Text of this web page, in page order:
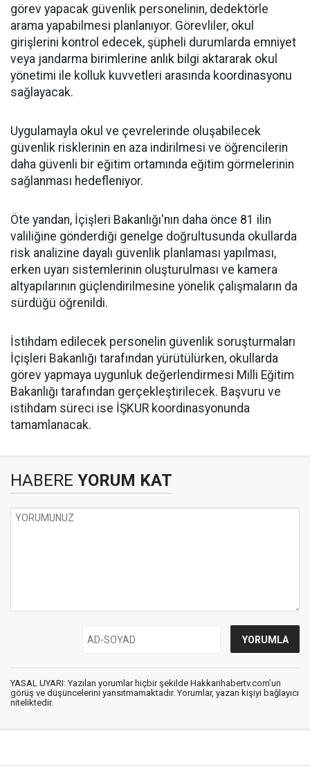
görev yapacak güvenlik personelinin, dedektörle
arama yapabilmesi planlanıyor. Görevliler, okul
girişlerini kontrol edecek, şüpheli durumlarda emniyet
veya jandarma birimlerine anlık bilgi aktararak okul
yönetimi ile kolluk kuvvetleri arasında koordinasyonu
sağlayacak.
Uygulamayla okul ve çevrelerinde oluşabilecek
güvenlik risklerinin en aza indirilmesi ve öğrencilerin
daha güvenli bir eğitim ortamında eğitim görmelerinin
sağlanması hedefleniyor.
Öte yandan, İçişleri Bakanlığı'nın daha önce 81 ilin
valiliğine gönderdiği genelge doğrultusunda okullarda
risk analizine dayalı güvenlik planlaması yapılması,
erken uyarı sistemlerinin oluşturulması ve kamera
altyapılarının güçlendirilmesine yönelik çalışmaların da
sürdüğü öğrenildi.
İstihdam edilecek personelin güvenlik soruşturmaları
İçişleri Bakanlığı tarafından yürütülürken, okullarda
görev yapmaya uygunluk değerlendirmesi Milli Eğitim
Bakanlığı tarafından gerçekleştirilecek. Başvuru ve
istihdam süreci ise İŞKUR koordinasyonunda
tamamlanacak.
HABERE YORUM KAT
YASAL UYARI: Yazılan yorumlar hiçbir şekilde Hakkarihabertv.com’un
görüş ve düşüncelerini yansıtmamaktadır. Yorumlar, yazan kişiyi bağlayıcı
niteliktedir.